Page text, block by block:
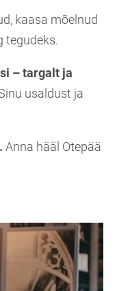
kaasa mõelnud
tegudeks.
– targalt ja
usaldust ja
Anna hääl Otepää